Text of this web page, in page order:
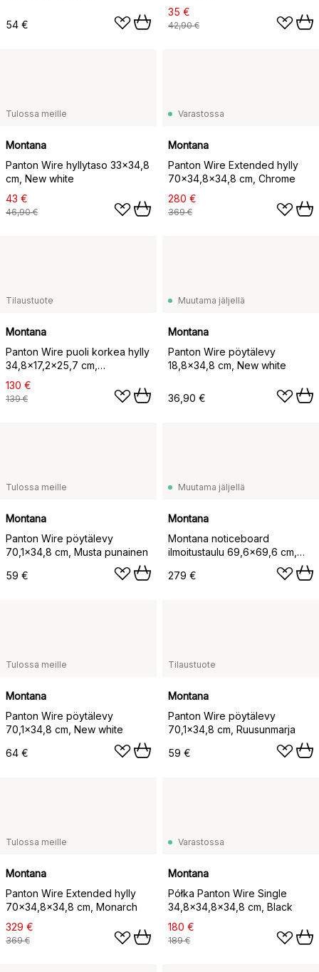
54 €
35 €
42,90 €
Tulossa meille
Montana
Panton Wire hyllytaso 33x34,8
cm, New white
43 €
46,90 €
Varastossa
Montana
Panton Wire Extended hylly
70x34,8x34,8 cm, Chrome
280 €
369 €
Tilaustuote
Montana
Panton Wire puoli korkea hylly
34,8x17,2x25,7 cm,
Ruusunmarja
130 €
139 €
Muutama jäljellä
Montana
Panton Wire pöytälevy
18,8x34,8 cm, New white
36,90 €
Tulossa meille
Montana
Panton Wire pöytälevy
70,1x34,8 cm, Musta punainen
59 €
Muutama jäljellä
Montana
Montana noticeboard
ilmoitustaulu 69,6x69,6 cm,
279 €
Tulossa meille
Montana
Panton Wire pöytälevy
70,1x34,8 cm, New white
64 €
Tilaustuote
Montana
Panton Wire pöytälevy
70,1x34,8 cm, Ruusunmarja
59 €
Tulossa meille
Montana
Panton Wire Extended hylly
70x34,8x34,8 cm, Monarch
329 €
369 €
Varastossa
Montana
Półka Panton Wire Single
34,8x34,8x34,8 cm, Black
180 €
189 €